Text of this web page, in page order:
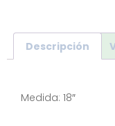
Descripción
Medida: 18″